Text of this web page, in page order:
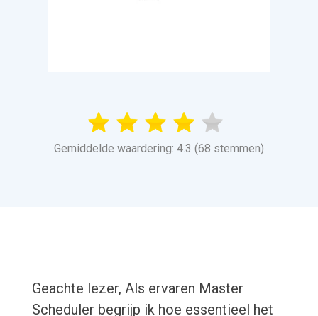
Gemiddelde waardering: 4.3 (68 stemmen)
Geachte lezer, Als ervaren Master
Scheduler begrijp ik hoe essentieel het